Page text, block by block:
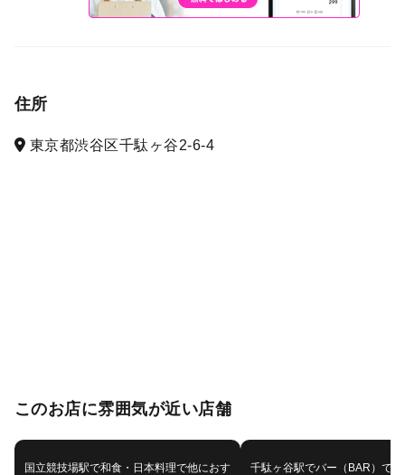
住所
東京都渋谷区千駄ヶ谷2-6-4
このお店に雰囲気が近い店舗
国立競技場駅で和食・日本料理で他におす
千駄ヶ谷駅でバー（BAR）で